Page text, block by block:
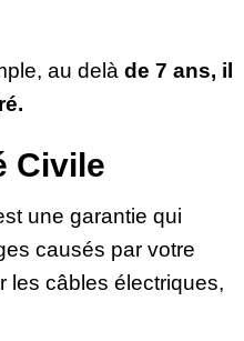
au delà de 7 ans, il
Civile
une garantie qui
causés par votre
les câbles électriques,